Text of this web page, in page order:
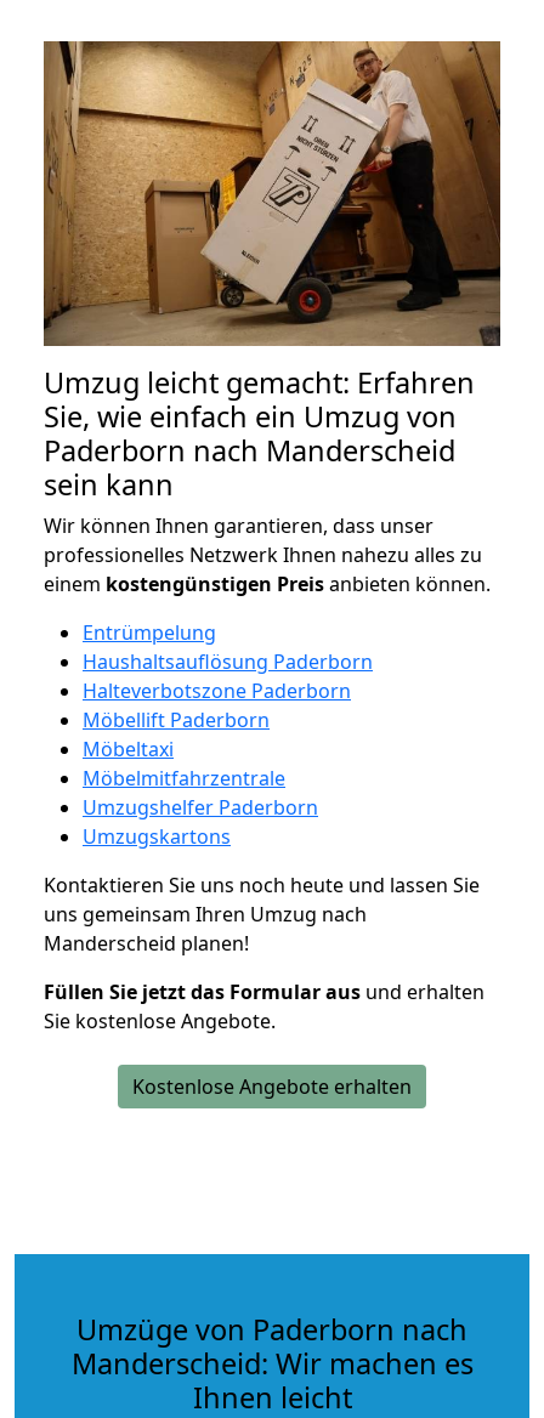
Umzug leicht gemacht: Erfahren
Sie, wie einfach ein Umzug von
Paderborn nach Manderscheid
sein kann
Wir können Ihnen garantieren, dass unser
professionelles Netzwerk Ihnen nahezu alles zu
einem kostengünstigen Preisanbieten können.
Entrümpelung
Haushaltsauflösung Paderborn
Halteverbotszone Paderborn
Möbellift Paderborn
Möbeltaxi
Möbelmitfahrzentrale
Umzugshelfer Paderborn
Umzugskartons
Kontaktieren Sie uns noch heute und lassen Sie
uns gemeinsam Ihren Umzug nach
Manderscheid planen!
Füllen Sie jetzt das Formular aus und erhalten
Sie kostenlose Angebote.
Kostenlose Angebote erhalten
Umzüge von Paderborn nach
Manderscheid: Wir machen es
Ihnen leicht